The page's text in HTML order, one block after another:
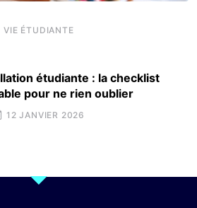
VIE ÉTUDIANTE
étudiante : la checklist
pour ne rien oublier
12 JANVIER 2026